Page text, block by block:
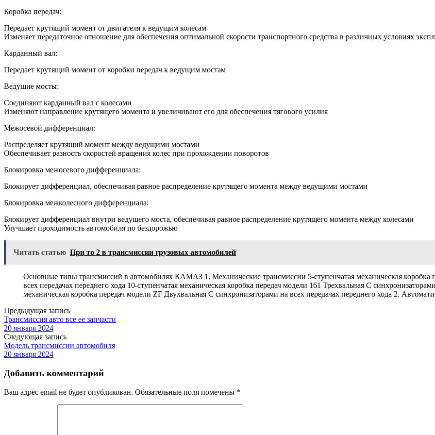
Коробка передач:
Передает крутящий момент от двигателя к ведущим колесам
Изменяет передаточное отношение для обеспечения оптимальной скорости транспортного средства в различных условиях
Карданный вал:
Передает крутящий момент от коробки передач к ведущим мостам
Ведущие мосты:
Соединяют карданный вал с колесами
Изменяют направление крутящего момента и увеличивают его для обеспечения тягового усилия
Межосевой дифференциал:
Распределяет крутящий момент между ведущими мостами
Обеспечивает разность скоростей вращения колес при прохождении поворотов
Блокировка межосевого дифференциала:
Блокирует дифференциал, обеспечивая равное распределение крутящего момента между ведущими мостами
Блокировка межколесного дифференциала:
Блокирует дифференциал внутри ведущего моста, обеспечивая равное распределение крутящего момента между колесами
Улучшает проходимость автомобиля по бездорожью
Читать статью При то 2 в трансмиссии грузовых автомобилей
Основные типы трансмиссий в автомобилях КАМАЗ 1. Механические трансмиссии 5-ступенчатая механическая коробка
всех передачах переднего хода 10-ступенчатая механическая коробка передач модели 161 Трехвальная С
механическая коробка передач модели ZF Двухвальная С синхронизаторами на всех передачах переднего хода 2.
Предыдущая запись
Трансмиссия авто все ее запчасти
20 января 2024
Следующая запись
Модель трансмиссии автомобиля
20 января 2024
Добавить комментарий
Ваш адрес email не будет опубликован. Обязательные поля помечены *